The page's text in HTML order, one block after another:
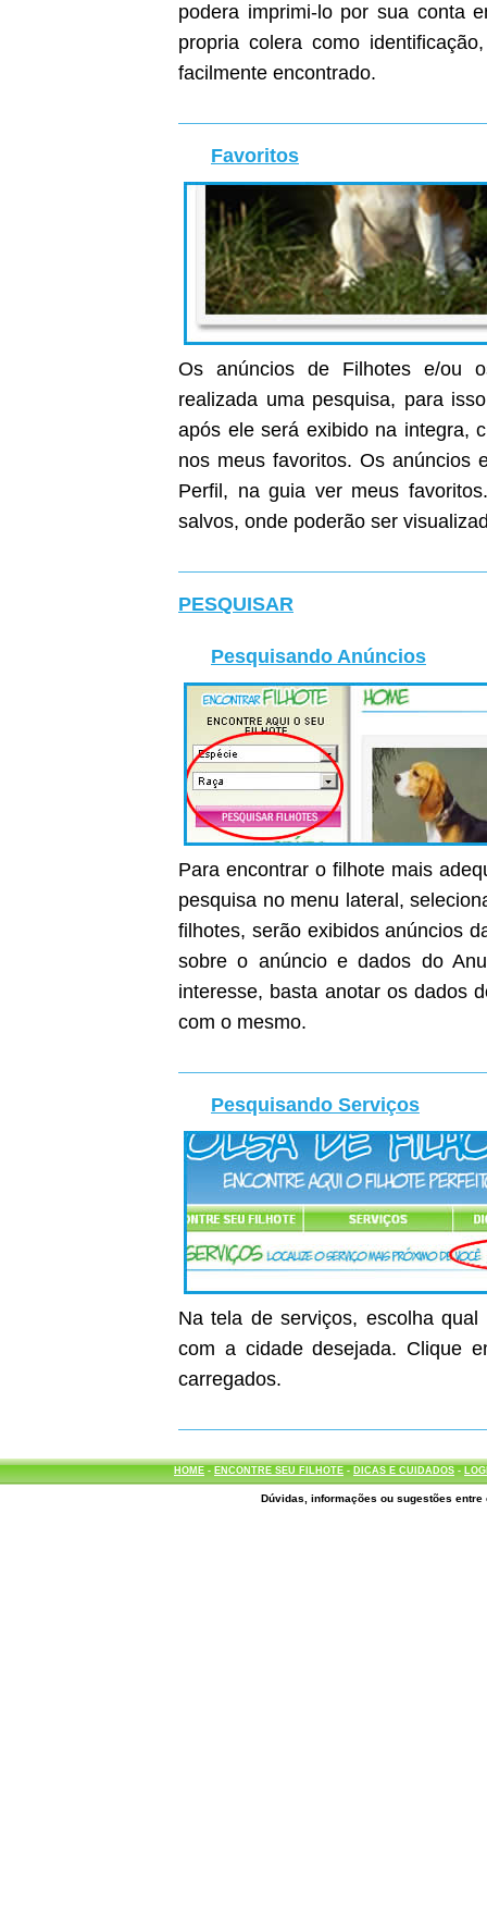
podera imprimi-lo por sua conta
propria colera como
facilmente encontrado.
Favoritos
Os anúncios de Filhotes e/ou
realizada uma pesquisa, para
após ele será exibido na integra,
nos meus favoritos. Os
Perfil, na guia ver meus
salvos, onde poderão ser
PESQUISAR
Pesquisando Anúncios
Para encontrar o filhote mais
pesquisa no menu lateral,
filhotes, serão exibidos anúncios
sobre o anúncio e dados do
interesse, basta anotar os dados
com o mesmo.
Pesquisando Serviços
Na tela de serviços, escolha
com a cidade desejada. Clique
carregados.
HOME- ENCONTRE SEU FILHOTE- DICAS E CUIDADOS-
Dúvidas, informações ou sugestões